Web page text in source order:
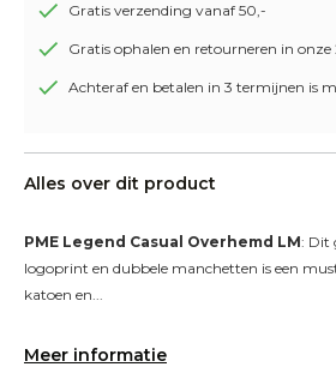
Gratis verzending vanaf 50,-
Gratis ophalen en retourneren in onze
Achteraf en betalen in 3 termijnen is
Alles over dit product
PME Legend Casual Overhemd LM: Dit
logoprint en dubbele manchetten is een
katoen en...
Meer informatie